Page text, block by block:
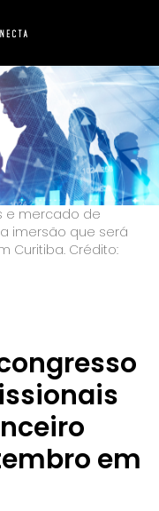
e mercado de
imersão que será
Curitiba. Crédito:
em